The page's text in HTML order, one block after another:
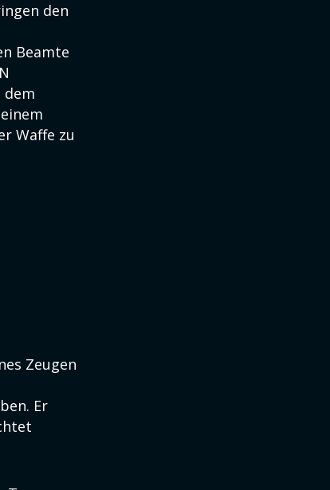
den
Beamte
dem
Waffe zu
Zeugen
Er